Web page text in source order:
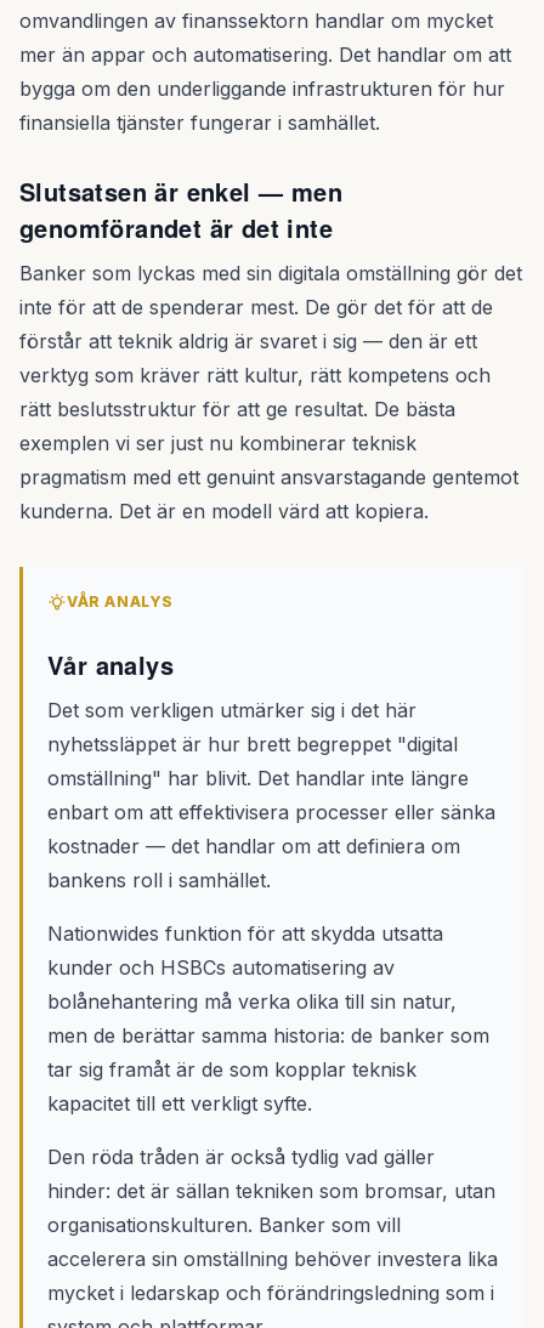
omvandlingen av finanssektorn handlar om mycket
mer än appar och automatisering. Det handlar om att
bygga om den underliggande infrastrukturen för hur
finansiella tjänster fungerar i samhället.
Slutsatsen är enkel — men
genomförandet är det inte
Banker som lyckas med sin digitala omställning gör det
inte för att de spenderar mest. De gör det för att de
förstår att teknik aldrig är svaret i sig — den är ett
verktyg som kräver rätt kultur, rätt kompetens och
rätt beslutsstruktur för att ge resultat. De bästa
exemplen vi ser just nu kombinerar teknisk
pragmatism med ett genuint ansvarstagande gentemot
kunderna. Det är en modell värd att kopiera.
VÅR ANALYS
Vår analys
Det som verkligen utmärker sig i det här
nyhetssläppet är hur brett begreppet "digital
omställning" har blivit. Det handlar inte längre
enbart om att effektivisera processer eller sänka
kostnader — det handlar om att definiera om
bankens roll i samhället.
Nationwides funktion för att skydda utsatta
kunder och HSBCs automatisering av
bolånehantering må verka olika till sin natur,
men de berättar samma historia: de banker som
tar sig framåt är de som kopplar teknisk
kapacitet till ett verkligt syfte.
Den röda tråden är också tydlig vad gäller
hinder: det är sällan tekniken som bromsar, utan
organisationskulturen. Banker som vill
accelerera sin omställning behöver investera lika
mycket i ledarskap och förändringsledning som i